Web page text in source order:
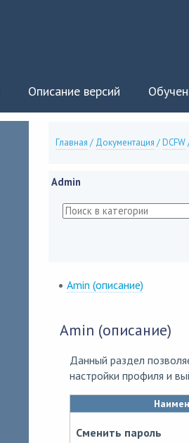
Описание версий
Главная / Документация /DCFW
Admin
Amin (описание)
Amin (описание)
Данный раздел
настройки профиля и
Сменить пароль